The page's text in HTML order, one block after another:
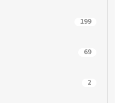
199
69
2